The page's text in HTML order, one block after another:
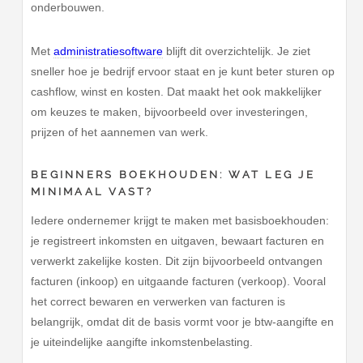
onderbouwen.
Metadministratiesoftware blijft dit overzichtelijk. Je ziet
sneller hoe je bedrijf ervoor staat en je kunt beter sturen op
cashflow, winst en kosten. Dat maakt het ook makkelijker
om keuzes te maken, bijvoorbeeld over investeringen,
prijzen of het aannemen van werk.
BEGINNERS BOEKHOUDEN: WAT LEG JE
MINIMAAL VAST?
Iedere ondernemer krijgt te maken met basisboekhouden:
je registreert inkomsten en uitgaven, bewaart facturen en
verwerkt zakelijke kosten. Dit zijn bijvoorbeeld ontvangen
facturen (inkoop) en uitgaande facturen (verkoop). Vooral
het correct bewaren en verwerken van facturen is
belangrijk, omdat dit de basis vormt voor je btw-aangifte en
je uiteindelijke aangifte inkomstenbelasting.